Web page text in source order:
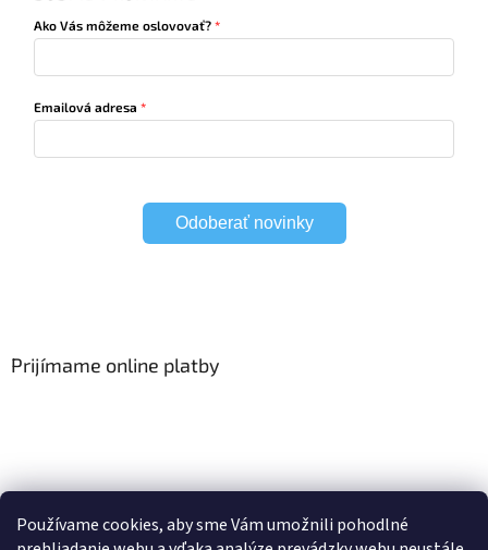
Používame cookies, aby sme Vám umožnili pohodlné
Ako Vás môžeme oslovovať?
Emailová adresa
Odoberať novinky
Prijímame online platby